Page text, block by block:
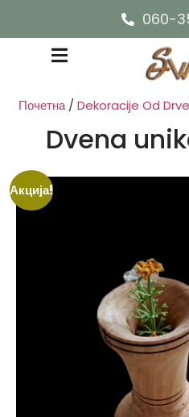
060-
Почетна/Dekoracije Od
Dvena
Акција!